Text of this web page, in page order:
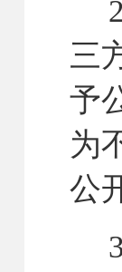
三
予
为
公